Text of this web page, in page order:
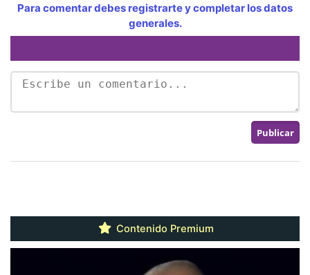
Para comentar debes registrarte y completar los datos
generales.
Contenido Premium